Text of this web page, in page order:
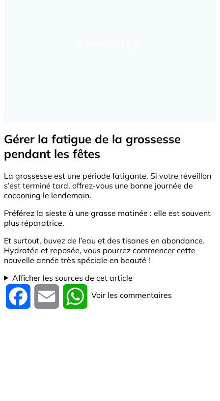
Gérer la fatigue de la grossesse
pendant les fêtes
La grossesse est une période fatigante. Si votre réveillon
s’est terminé tard, offrez-vous une bonne journée de
cocooning le lendemain.
Préférez la sieste à une grasse matinée : elle est souvent
plus réparatrice.
Et surtout, buvez de l’eau et des tisanes en abondance.
Hydratée et reposée, vous pourrez commencer cette
nouvelle année très spéciale en beauté !
Afficher les sources de cet article
Facebook Email WhatsApp
Voir les commentaires